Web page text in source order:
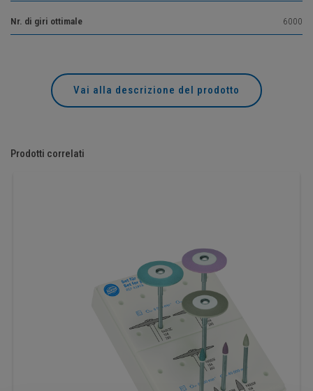
Nr. di giri ottimale 6000
Vai alla descrizione del prodotto
Prodotti correlati